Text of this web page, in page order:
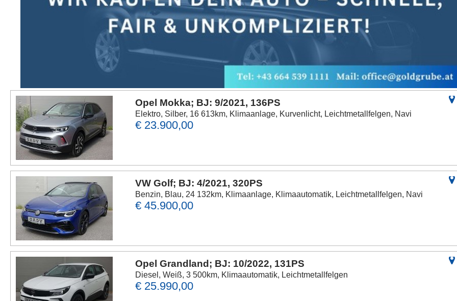
Opel Mokka; BJ: 9/2021, 136PS
Elektro, Silber, 16 613km, Klimaanlage, Kurvenlicht, Leichtmetallfelgen, Navi
€ 23.900,00
VW Golf; BJ: 4/2021, 320PS
Benzin, Blau, 24 132km, Klimaanlage, Klimaautomatik, Leichtmetallfelgen, Navi
€ 45.900,00
Opel Grandland; BJ: 10/2022, 131PS
Diesel, Weiß, 3 500km, Klimaautomatik, Leichtmetallfelgen
€ 25.990,00